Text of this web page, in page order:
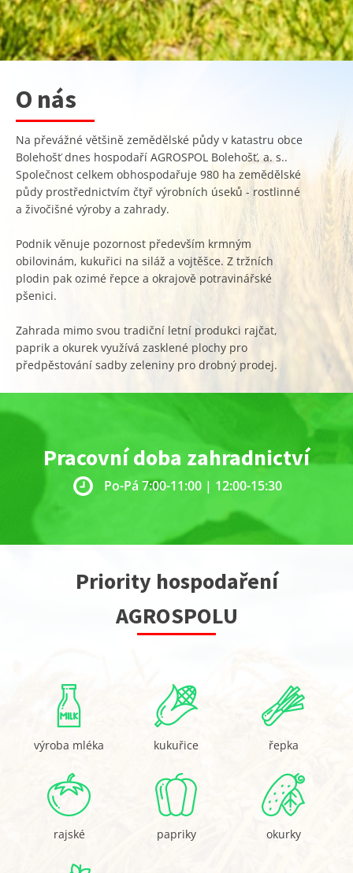
O nás
Na převážné většině zemědělské půdy v katastru obce
Bolehošť dnes hospodaří AGROSPOL Bolehošť, a. s..
Společnost celkem obhospodařuje 980 ha zemědělské
půdy prostřednictvím čtyř výrobních úseků - rostlinné
a živočišné výroby a zahrady.
Podnik věnuje pozornost především krmným
obilovinám, kukuřici na siláž a vojtěšce. Z tržních
plodin pak ozimé řepce a okrajově potravinářské
pšenici.
Zahrada mimo svou tradiční letní produkci rajčat,
paprik a okurek využívá zasklené plochy pro
předpěstování sadby zeleniny pro drobný prodej.
Pracovní doba zahradnictví
Po-Pá 7:00-11:00 | 12:00-15:30
Priority hospodaření
AGROSPOLU
výroba mléka kukuřice řepka
rajské papriky okurky